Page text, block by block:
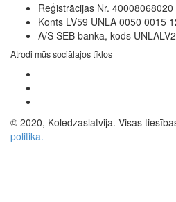
Reģistrācijas Nr. 40008068020
Konts LV59 UNLA 0050 0015
A/S SEB banka, kods
Atrodi mūs sociālajos tīklos
© 2020, Koledzaslatvija. Visas
politika.